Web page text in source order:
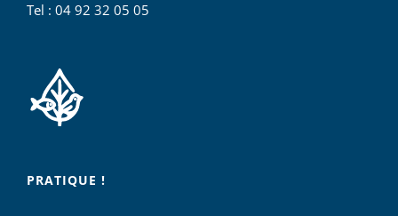
Tel : 04 92 32 05 05
PRATIQUE !